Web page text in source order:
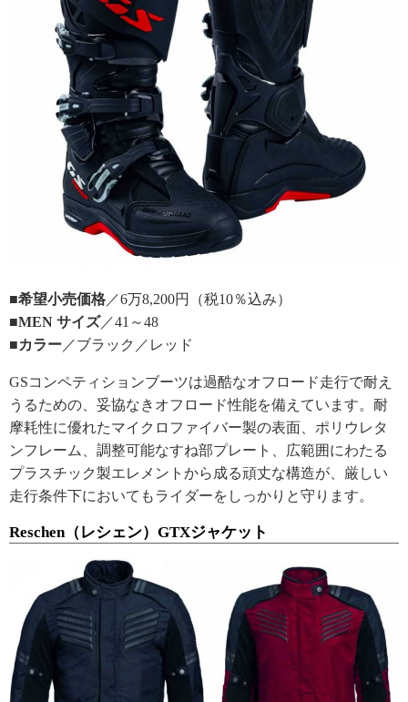
■希望小売価格／6万8,200円（税10％込み）
■MEN サイズ／41～48
■カラー／ブラック／レッド
GSコンペティションブーツは過酷なオフロード走行で耐え
うるための、妥協なきオフロード性能を備えています。耐
摩耗性に優れたマイクロファイバー製の表面、ポリウレタ
ンフレーム、調整可能なすね部プレート、広範囲にわたる
プラスチック製エレメントから成る頑丈な構造が、厳しい
走行条件下においてもライダーをしっかりと守ります。
Reschen（レシェン）GTXジャケット